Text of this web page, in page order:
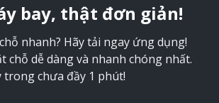
bay, thật đơn giản!
nhanh? Hãy tải ngay ứng dụng!
chỗ dễ dàng và nhanh chóng nhất.
trong chưa đầy 1 phút!